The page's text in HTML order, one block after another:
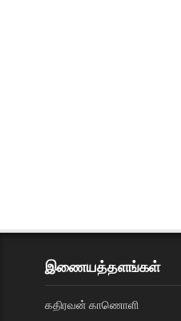
இணையத்தளங்கள்
கதிரவன் காணொளி